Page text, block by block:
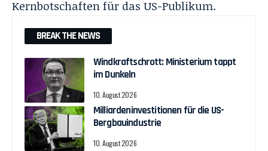
Kernbotschaften für das US-Publikum.
BREAK THE NEWS
Windkraftschrott: Ministerium tappt
im Dunkeln
10. August 2026
Milliardeninvestitionen für die US-
Bergbauindustrie
10. August 2026